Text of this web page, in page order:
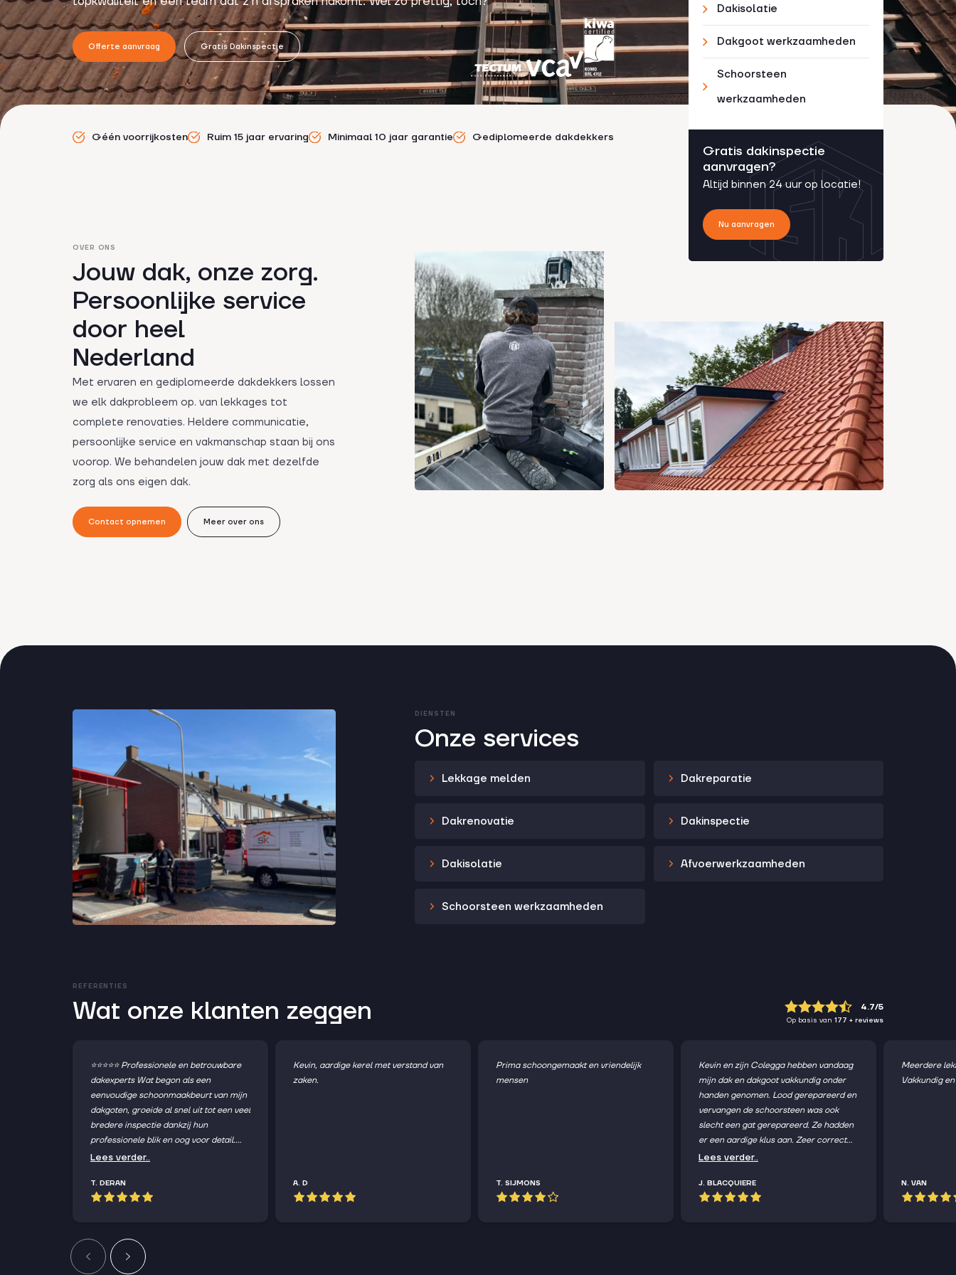
Offerte aanvraag Gratis Dakinspectie
Géén voorrijkosten Ruim 15 jaar ervaring Minimaal 10 jaar garantie Gediplomeerde dakdekkers
Dakisolatie
Dakgoot werkzaamheden
Schoorsteen
werkzaamheden
Gratis dakinspectie
aanvragen?
Altijd binnen 24 uur op locatie!
Nu aanvragen
OVER ONS
Jouw dak, onze zorg.
Persoonlijke service
door heel
Nederland
Met ervaren en gediplomeerde dakdekkers lossen
we elk dakprobleem op. van lekkages tot
complete renovaties. Heldere communicatie,
persoonlijke service en vakmanschap staan bij ons
voorop. We behandelen jouw dak met dezelfde
zorg als ons eigen dak.
Contact opnemen Meer over ons
DIENSTEN
Onze services
Lekkage melden Dakreparatie
Dakrenovatie Dakinspectie
Dakisolatie Afvoerwerkzaamheden
Schoorsteen werkzaamheden
REFERENTIES
Wat onze klanten zeggen 4.7
Op basis van 177 + reviews
T. DERAN
⭐️⭐️⭐️⭐️⭐️ Professionele en betrouwbare
dakexperts Wat begon als een
eenvoudige schoonmaakbeurt van mijn
dakgoten, groeide al snel uit tot een veel
bredere inspectie dankzij hun
professionele blik en oog voor detail.
Tijdens het werk ontdekten ze diverse
aantal punten die echt dringend waren.
Ze namen de tijd om alles duidelijk uit te
belangrijk onderdeel aangepakt: een
nokrenovatie met kunstmatige
Lees verder..
A. D
Kevin, aardige kerel met verstand van
zaken.
T. SIJMONS
Prima schoongemaakt en vriendelijk
mensen
J. BLACQUIERE
Kevin en zijn Colegga hebben vandaag
mijn dak en dakgoot vakkundig onder
handen genomen. Lood gerepareerd en
vervangen de schoorsteen was ook
slecht een gat gerepareerd. Ze hadden
er een aardige klus aan. Zeer correct
geholpen en behandeld. Voor en na
Lees verder..
N. VAN
Meerdere
Vakkundig